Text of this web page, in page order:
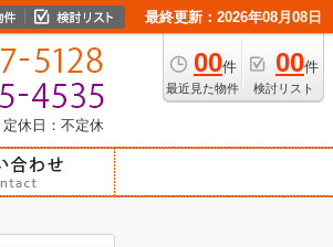
最終更新：2026年08月08日
00件
最近見た物件
00件
検討リスト
定休日：不定休